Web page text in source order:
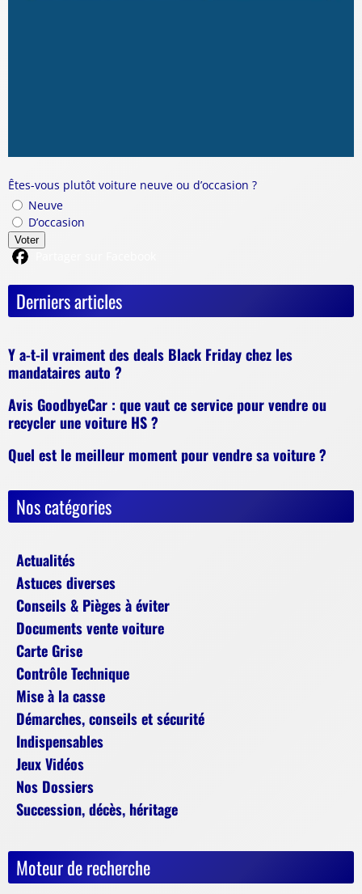
Êtes-vous plutôt voiture neuve ou d’occasion ?
Neuve
D’occasion
Voter
Derniers articles
Y a-t-il vraiment des deals Black Friday chez les
mandataires auto ?
Avis GoodbyeCar : que vaut ce service pour vendre ou
recycler une voiture HS ?
Quel est le meilleur moment pour vendre sa voiture ?
Nos catégories
Actualités
Astuces diverses
Conseils & Pièges à éviter
Documents vente voiture
Carte Grise
Contrôle Technique
Mise à la casse
Démarches, conseils et sécurité
Indispensables
Jeux Vidéos
Nos Dossiers
Succession, décès, héritage
Moteur de recherche